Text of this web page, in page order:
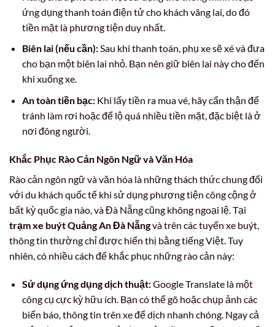
ứng dụng thanh toán điện tử cho khách vãng lai, do đó
tiền mặt là phương tiện duy nhất.
Biên lai (nếu cần):Sau khi thanh toán, phụ xe sẽ xé và đưa
cho bạn một biên lai nhỏ. Bạn nên giữ biên lai này cho đến
khi xuống xe.
An toàn tiền bạc:Khi lấy tiền ra mua vé, hãy cẩn thận để
tránh làm rơi hoặc để lộ quá nhiều tiền mặt, đặc biệt là ở
nơi đông người.
Khắc Phục Rào Cản Ngôn Ngữ và Văn Hóa
Rào cản ngôn ngữ và văn hóa là những thách thức chung đối
với du khách quốc tế khi sử dụng phương tiện công cộng ở
bất kỳ quốc gia nào, và Đà Nẵng cũng không ngoại lệ. Tại
trạm xe buýt Quảng An Đà Nẵngvà trên các tuyến xe buýt,
thông tin thường chỉ được hiển thị bằng tiếng Việt. Tuy
nhiên, có nhiều cách để khắc phục những rào cản này:
Sử dụng ứng dụng dịch thuật:Google Translate là một
công cụ cực kỳ hữu ích. Bạn có thể gõ hoặc chụp ảnh các
biển báo, thông tin trên xe để dịch nhanh chóng. Ngay cả